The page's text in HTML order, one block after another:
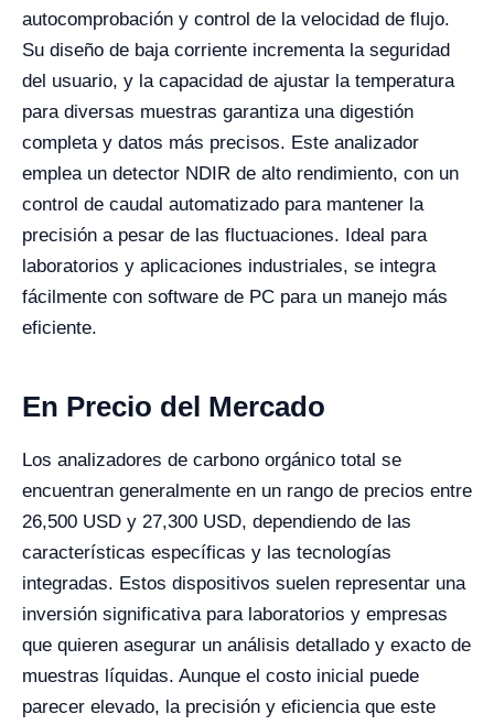
autocomprobación y control de la velocidad de flujo.
Su diseño de baja corriente incrementa la seguridad
del usuario, y la capacidad de ajustar la temperatura
para diversas muestras garantiza una digestión
completa y datos más precisos. Este analizador
emplea un detector NDIR de alto rendimiento, con un
control de caudal automatizado para mantener la
precisión a pesar de las fluctuaciones. Ideal para
laboratorios y aplicaciones industriales, se integra
fácilmente con software de PC para un manejo más
eficiente.
En Precio del Mercado
Los analizadores de carbono orgánico total se
encuentran generalmente en un rango de precios entre
26,500 USD y 27,300 USD, dependiendo de las
características específicas y las tecnologías
integradas. Estos dispositivos suelen representar una
inversión significativa para laboratorios y empresas
que quieren asegurar un análisis detallado y exacto de
muestras líquidas. Aunque el costo inicial puede
parecer elevado, la precisión y eficiencia que este